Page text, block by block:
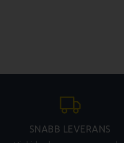
SNABB LEVERANS